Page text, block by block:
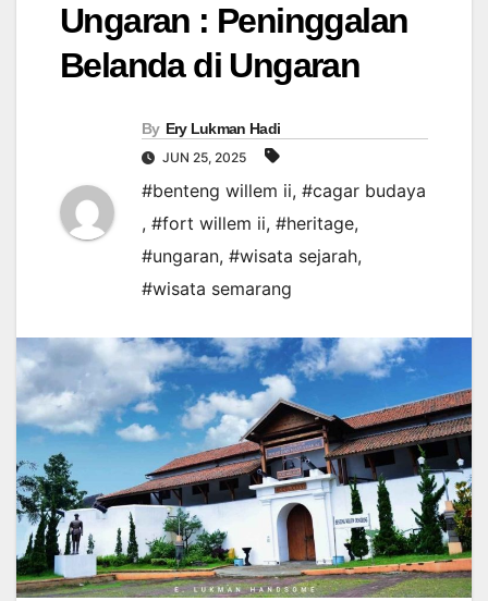
Ungaran : Peninggalan
Belanda di Ungaran
By Ery Lukman Hadi
JUN 25, 2025
#benteng willem ii, #cagar budaya
, #fort willem ii, #heritage,
#ungaran, #wisata sejarah,
#wisata semarang